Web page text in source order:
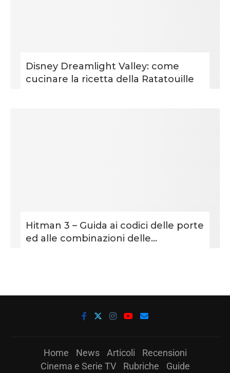
Disney Dreamlight Valley: come
cucinare la ricetta della Ratatouille
Hitman 3 – Guida ai codici delle porte
ed alle combinazioni delle...
Home News Articoli
Recensioni
Cinema e Serie TV
Rubriche Guide